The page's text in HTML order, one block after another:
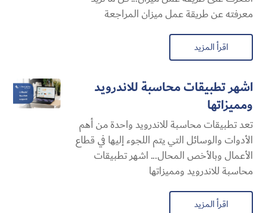
معرفته عن طريقة عمل ميزان المراجعة
اقرأ المزيد
اشهر تطبيقات محاسبة للاندرويد
ومميزاتها
تعد تطبيقات محاسبة للاندرويد واحدة من أهم
الأدوات والوسائل التي يتم اللجوء إليها في قطاع
الأعمال وبالأخص المحال... اشهر تطبيقات
محاسبة للاندرويد ومميزاتها
اقرأ المزيد